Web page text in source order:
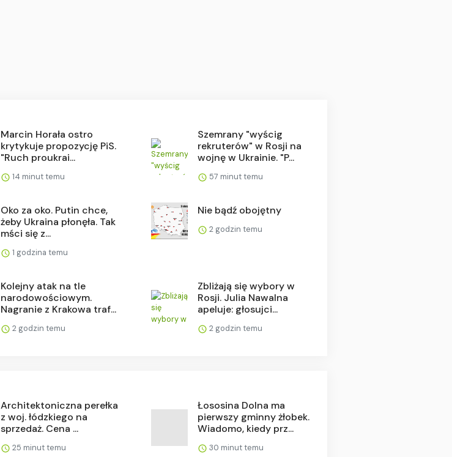
Marcin Horała ostro
krytykuje propozycję PiS.
"Ruch proukrai...
14 minut temu
Szemrany "wyścig
rekruterów" w Rosji na
wojnę w Ukrainie. "P...
57 minut temu
Oko za oko. Putin chce,
żeby Ukraina płonęła. Tak
mści się z...
1 godzina temu
Nie bądź obojętny
2 godzin temu
Kolejny atak na tle
narodowościowym.
Nagranie z Krakowa traf...
2 godzin temu
Zbliżają się wybory w
Rosji. Julia Nawalna
apeluje: głosujci...
2 godzin temu
Architektoniczna perełka
z woj. łódzkiego na
sprzedaż. Cena ...
25 minut temu
Łososina Dolna ma
pierwszy gminny żłobek.
Wiadomo, kiedy prz...
30 minut temu